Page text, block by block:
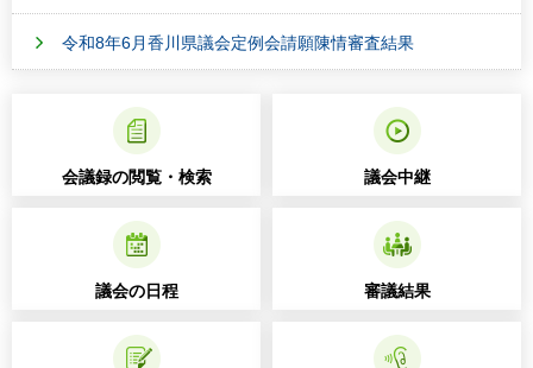
令和8年6月香川県議会定例会請願陳情審査結果
会議録の閲覧・検索 議会中継
議会の日程 審議結果